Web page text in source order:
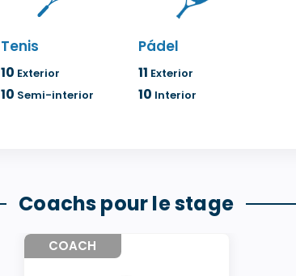
Tenis
10 Exterior
10 Semi-interior
Pádel
11 Exterior
10 Interior
Coachs pour le stage
COACH